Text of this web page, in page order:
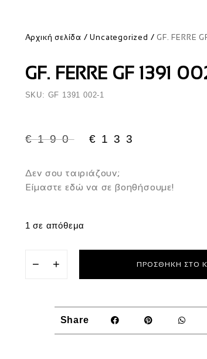
Αρχική σελίδα Uncategorized GF. FERRE
GF. FERRE GF 1391
SKU: GF 1391 002-1
€190 € 133
Δεν σου ταιριάζουν;
Eίμαστε εδώ να σε βοηθήσουμε!
1 σε απόθεμα
− + ΠΡΟΣΘΉΚΗ ΣΤΟ
Share